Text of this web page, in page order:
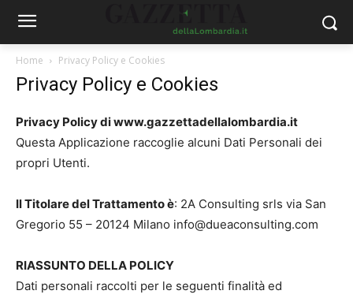
Home Privacy Policy e Cookies
Privacy Policy e Cookies
Privacy Policy di www.gazzettadellalombardia.it
Questa Applicazione raccoglie alcuni Dati Personali dei
propri Utenti.
Il Titolare del Trattamento è: 2A Consulting srls via San
Gregorio 55 – 20124 Milano info@dueaconsulting.com
RIASSUNTO DELLA POLICY
Dati personali raccolti per le seguenti finalità ed